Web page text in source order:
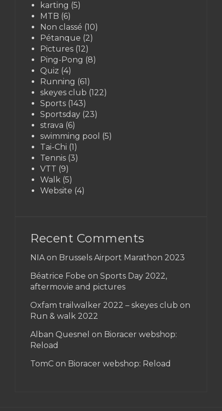
karting (5)
MTB (6)
Non classé (10)
Pétanque (2)
Pictures (12)
Ping-Pong (8)
Quiz (4)
Running (61)
skeyes club (122)
Sports (143)
Sportsday (23)
strava (6)
swimming pool (5)
Tai-Chi (1)
Tennis (3)
VTT (9)
Walk (5)
Website (4)
Recent Comments
NIA on Brussels Airport Marathon 2023
Béatrice Fobe on Sports Day 2022,
aftermovie and pictures
Oxfam trailwalker 2022 – skeyes club on
Run & walk 2022
Alban Quesnel on Bioracer webshop:
Reload
TomC on Bioracer webshop: Reload